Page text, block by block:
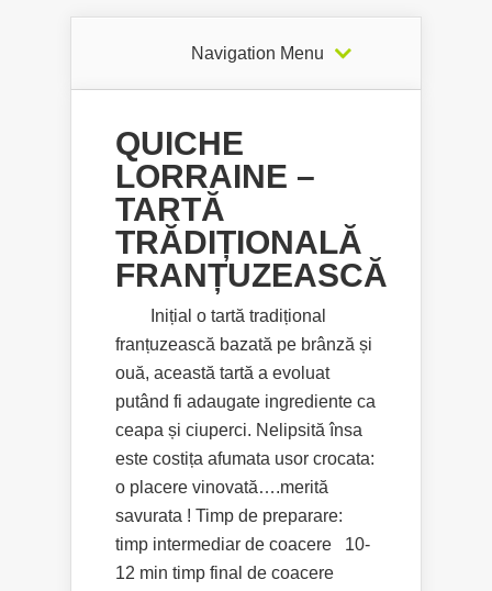
Navigation Menu
QUICHE
LORRAINE –
TARTĂ
TRĂDIȚIONALĂ
FRANȚUZEASCĂ
Inițial o tartă tradițional
franțuzească bazată pe brânză și
ouă, această tartă a evoluat
putând fi adaugate ingrediente ca
ceapa și ciuperci. Nelipsită însa
este costița afumata usor crocata:
o placere vinovată….merită
savurata ! Timp de preparare:
timp intermediar de coacere 10-
12 min timp final de coacere